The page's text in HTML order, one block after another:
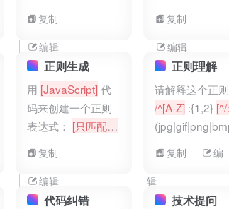
你绘制的第一个物
体是[猴子]
本。例如，输入
“hello”，返回
“olleh”。
复制
编辑
复制
编辑
正则生成
用 [JavaScript]代
码来创建一个正则
表达式： [只匹配汉
复制
编辑
正则理解
请解释这个正
/^[A-Z] :{1,2}
干什么用的，
还有什么改进：
null; try {
复制
编
辑
代码纠错 技术提问